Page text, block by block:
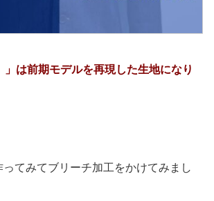
」は前期モデルを再現した生地になり
てみてブリーチ加工をかけてみまし